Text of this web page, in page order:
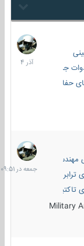
جنگی
فعال
21
آذر
1404
نظامی
و ضد تانک
نظامی
جمعه
در
09:51